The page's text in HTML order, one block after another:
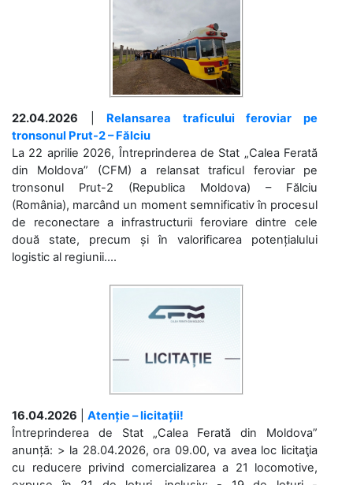
22.04.2026
Relansarea traficului feroviar pe
tronsonul Prut-2 – Fălciu
La 22 aprilie 2026, Întreprinderea de Stat „Calea Ferată
din Moldova” (CFM) a relansat traficul feroviar pe
tronsonul Prut-2 (Republica Moldova) – Fălciu
(România), marcând un moment semnificativ în procesul
de reconectare a infrastructurii feroviare dintre cele
două state, precum și în valorificarea potențialului
logistic al regiunii....
16.04.2026
Atenție – licitații!
Întreprinderea de Stat „Calea Ferată din Moldova”
anunță: > la 28.04.2026, ora 09.00, va avea loc licitaţia
cu reducere privind comercializarea a 21 locomotive,